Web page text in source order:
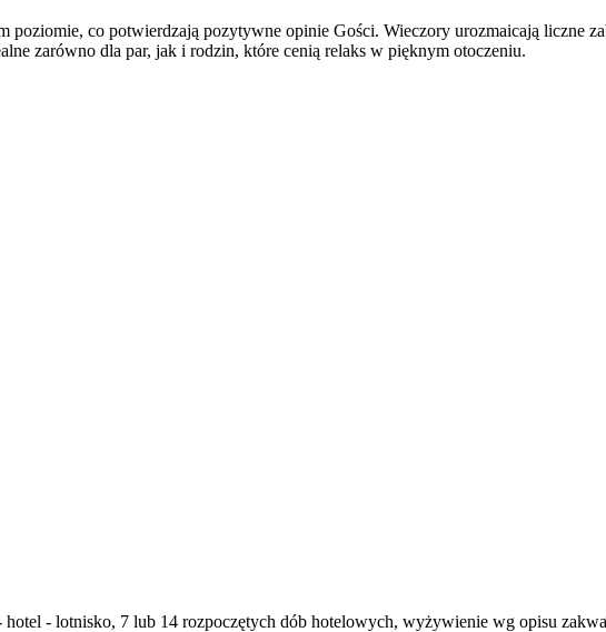
co potwierdzają pozytywne opinie Gości. Wieczory urozmaicają liczne
zarówno dla par, jak i rodzin, które cenią relaks w pięknym otoczeniu.
- lotnisko, 7 lub 14 rozpoczętych dób hotelowych, wyżywienie wg opisu